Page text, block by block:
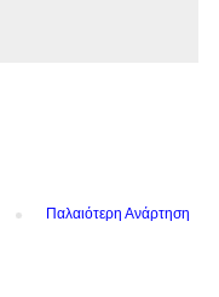
Παλαιότερη Ανάρτηση